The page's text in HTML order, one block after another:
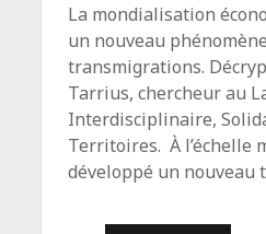
EN
–
13/11/
La mondialisation
un nouveau
transmigrations.
Tarrius, chercheur au
Interdisciplinaire,
Territoires. À l’échelle
développé un nouveau